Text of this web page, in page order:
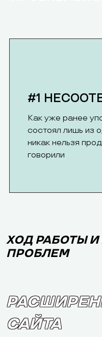
#1
Как уже ранее
состоял лишь из
никак нельзя
говорили
ХОД РАБОТЫ
ПРОБЛЕМ
САЙТА